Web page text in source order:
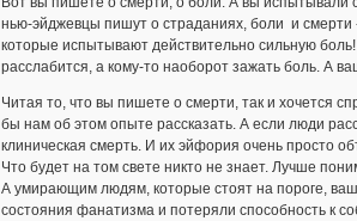
нью-эйджевцы пишут о страданиях, боли и смерти
которые испытывают действительно сильную
расслабится, а кому-то наоборот зажать боль. А
Читая то, что вы пишете о смерти, так и хочется
бы нам об этом опыте рассказать. А если люди
клиническая смерть. И их эйфория очень просто
Что будет на том свете никто не знает. Лучше
А умирающим людям, которые стоят на пороге,
состояния фанатизма и потеряли способность к